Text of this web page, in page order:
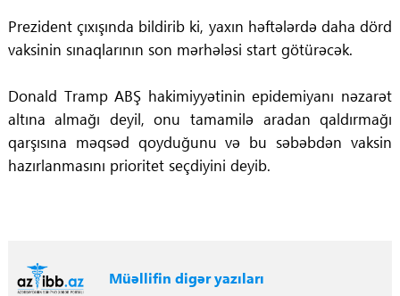
Prezident çıxışında bildirib ki, yaxın həftələrdə daha dörd
vaksinin sınaqlarının son mərhələsi start götürəcək.
Donald Tramp ABŞ hakimiyyətinin epidemiyanı nəzarət
altına almağı deyil, onu tamamilə aradan qaldırmağı
qarşısına məqsəd qoyduğunu və bu səbəbdən vaksin
hazırlanmasını prioritet seçdiyini deyib.
Müəllifin digər yazıları